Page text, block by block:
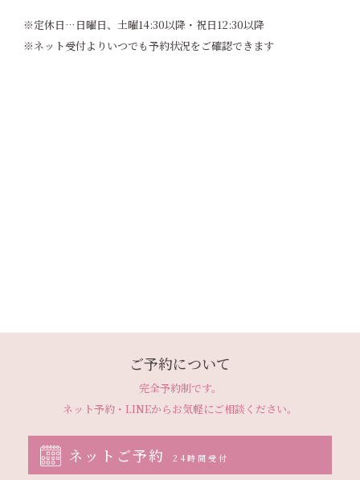
※定休日…日曜日、土曜14:30以降・祝日12:30以降
※ネット受付よりいつでも予約状況をご確認できます
ご予約について
完全予約制です。
ネット予約・LINEからお気軽にご相談ください。
ネットご予約 24時間受付